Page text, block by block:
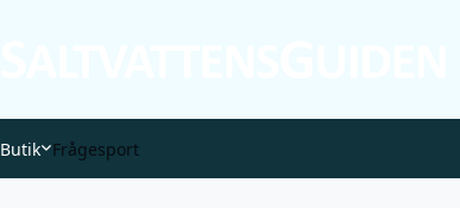
Butik Frågesport